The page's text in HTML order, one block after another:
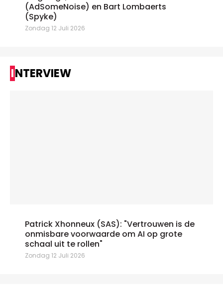
(AdSomeNoise) en Bart Lombaerts
(Spyke)
Zondag 12 Juli 2026
INTERVIEW
Patrick Xhonneux (SAS): "Vertrouwen is de
onmisbare voorwaarde om AI op grote
schaal uit te rollen"
Zondag 12 Juli 2026